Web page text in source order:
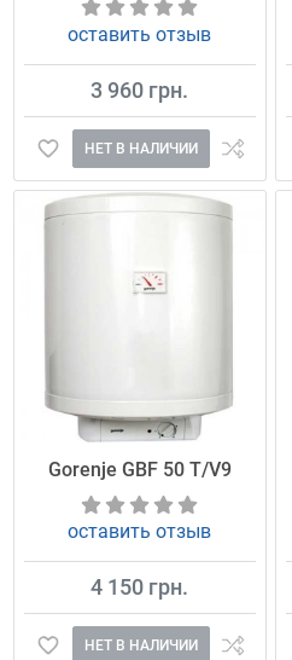
оставить отзыв
3 960 грн.
НЕТ В НАЛИЧИИ
Gorenje GBF 50 Т/V9
оставить отзыв
4 150 грн.
НЕТ В НАЛИЧИИ